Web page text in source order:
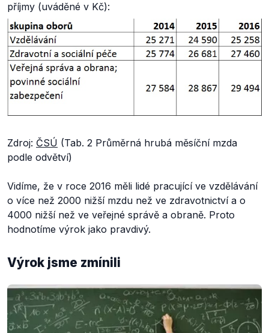
příjmy (uváděné v Kč):
Zdroj: ČSÚ (Tab. 2 Průměrná hrubá měsíční mzda
podle odvětví)
Vidíme, že v roce 2016 měli lidé pracující ve vzdělávání
o více než 2000 nižší mzdu než ve zdravotnictví a o
4000 nižší než ve veřejné správě a obraně. Proto
hodnotíme výrok jako pravdivý.
Výrok jsme zmínili